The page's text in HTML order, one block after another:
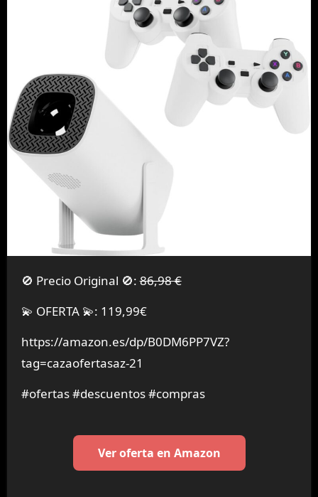
🚫 Precio Original 🚫:86,98 €
💫 OFERTA 💫: 119,99€
https://amazon.es/dp/B0DM6PP7VZ?
tag=cazaofertasaz-21
#ofertas #descuentos #compras
Ver oferta en Amazon